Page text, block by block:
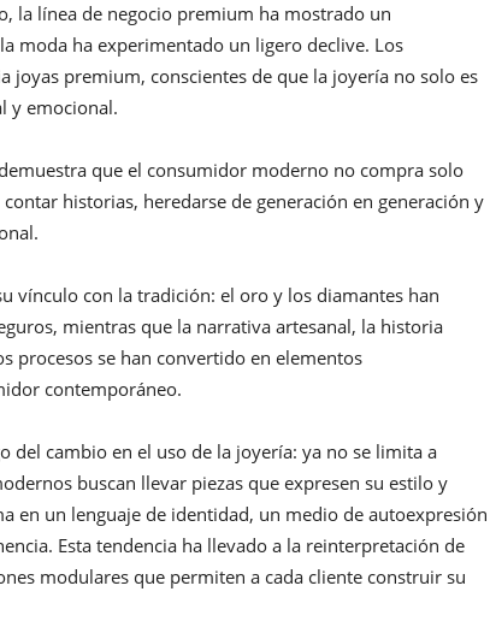
la línea de negocio premium ha mostrado un
moda ha experimentado un ligero declive. Los
joyas premium, conscientes de que la joyería no solo es
y emocional.
que el consumidor moderno no compra solo
historias, heredarse de generación en generación y
vínculo con la tradición: el oro y los diamantes han
mientras que la narrativa artesanal, la historia
procesos se han convertido en elementos
contemporáneo.
del cambio en el uso de la joyería: ya no se limita a
buscan llevar piezas que expresen su estilo y
en un lenguaje de identidad, un medio de autoexpresión
Esta tendencia ha llevado a la reinterpretación de
modulares que permiten a cada cliente construir su